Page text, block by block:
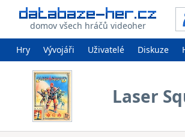
domov všech hráčů videoher
Hry Vývojáři Uživatelé Diskuze
Laser